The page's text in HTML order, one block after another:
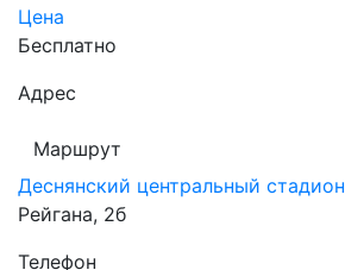
Цена
Бесплатно
Адрес
Маршрут
Деснянский центральный стадион
Рейгана, 2б
Телефон